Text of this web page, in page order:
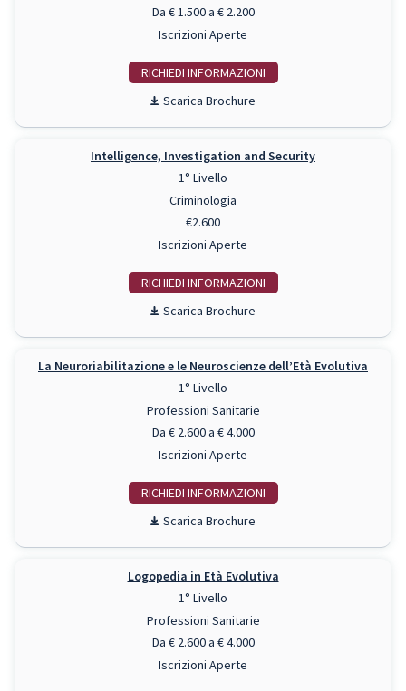
Da € 1.500 a € 2.200
Iscrizioni Aperte
RICHIEDI INFO
Scarica Brochure
Intelligence, Investigation and Security
1° Livello
Criminologia
€2.600
Iscrizioni Aperte
RICHIEDI INFO
Scarica Brochure
La Neuroriabilitazione e le Neuroscienze dell’Età Evolutiva
1° Livello
Professioni Sanitarie
Da € 2.600 a € 4.000
Iscrizioni Aperte
RICHIEDI INFO
Scarica Brochure
Logopedia in Età Evolutiva
1° Livello
Professioni Sanitarie
Da € 2.600 a € 4.000
Iscrizioni Aperte